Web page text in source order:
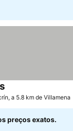
Ver preços
a 5.8 km de Villamena
preços exatos.